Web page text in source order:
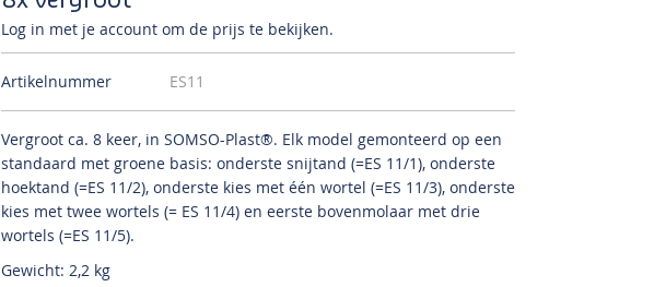
Log in met je account om de prijs te bekijken.
Artikelnummer ES11
Vergroot ca.8 keer, in SOMSO-Plast®. Elk model gemonteerd op een
standaard met groene basis: onderste snijtand (=ES 11/1), onderste
hoektand (=ES 11/2), onderste kies met één wortel (=ES 11/3), onderste
kies met twee wortels (= ES 11/4) en eerste bovenmolaar met drie
wortels (=ES 11/5).
Gewicht: 2,2 kg